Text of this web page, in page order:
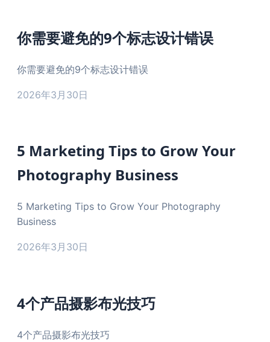
你需要避免的9个标志设计错误
你需要避免的9个标志设计错误
2026年3月30日
5 Marketing Tips to Grow Your
Photography Business
5 Marketing Tips to Grow Your Photography
Business
2026年3月30日
4个产品摄影布光技巧
4个产品摄影布光技巧